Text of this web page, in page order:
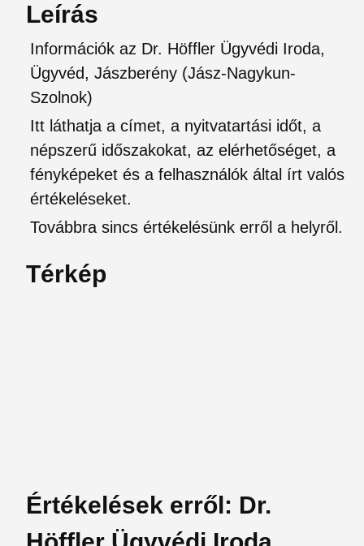
Leírás
Információk az Dr. Höffler Ügyvédi Iroda,
Ügyvéd, Jászberény (Jász-Nagykun-
Szolnok)
Itt láthatja a címet, a nyitvatartási időt, a
népszerű időszakokat, az elérhetőséget, a
fényképeket és a felhasználók által írt valós
értékeléseket.
Továbbra sincs értékelésünk erről a helyről.
Térkép
Értékelések erről: Dr.